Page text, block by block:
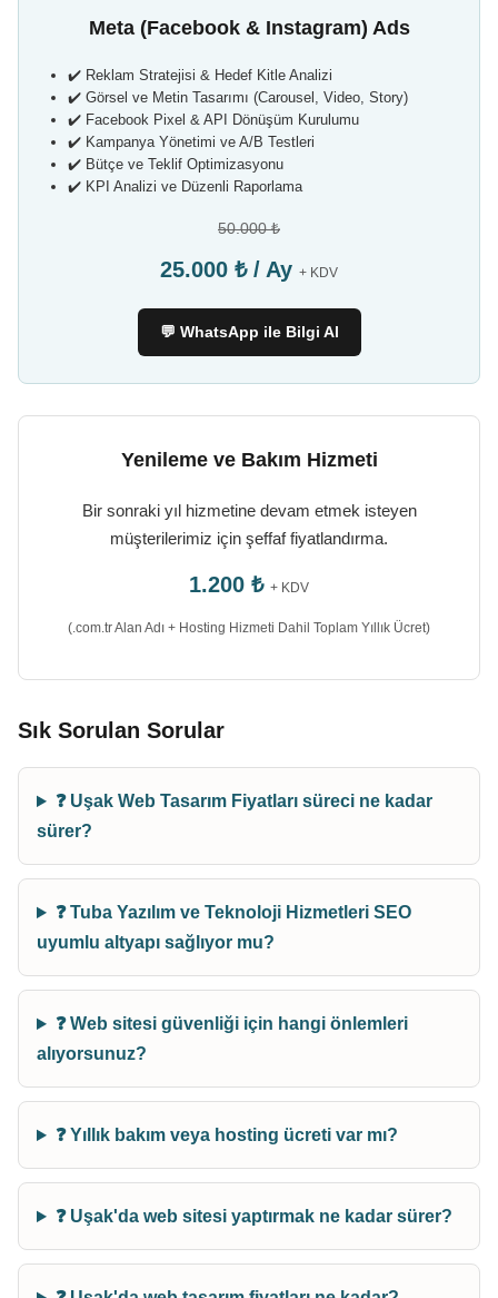
Meta (Facebook & Instagram) Ads
✔️ Reklam Stratejisi & Hedef Kitle Analizi
✔️ Görsel ve Metin Tasarımı (Carousel, Video, Story)
✔️ Facebook Pixel & API Dönüşüm Kurulumu
✔️ Kampanya Yönetimi ve A/B Testleri
✔️ Bütçe ve Teklif Optimizasyonu
✔️ KPI Analizi ve Düzenli Raporlama
50.000 ₺
25.000 ₺ / Ay + KDV
💬 WhatsApp ile Bilgi Al
Yenileme ve Bakım Hizmeti
Bir sonraki yıl hizmetine devam etmek isteyen
müşterilerimiz için şeffaf fiyatlandırma.
1.200 ₺ + KDV
(.com.tr Alan Adı + Hosting Hizmeti Dahil Toplam Yıllık Ücret)
Sık Sorulan Sorular
❓ Uşak Web Tasarım Fiyatları süreci ne kadar
sürer?
❓ Tuba Yazılım ve Teknoloji Hizmetleri SEO
uyumlu altyapı sağlıyor mu?
❓ Web sitesi güvenliği için hangi önlemleri
alıyorsunuz?
❓ Yıllık bakım veya hosting ücreti var mı?
❓ Uşak'da web sitesi yaptırmak ne kadar sürer?